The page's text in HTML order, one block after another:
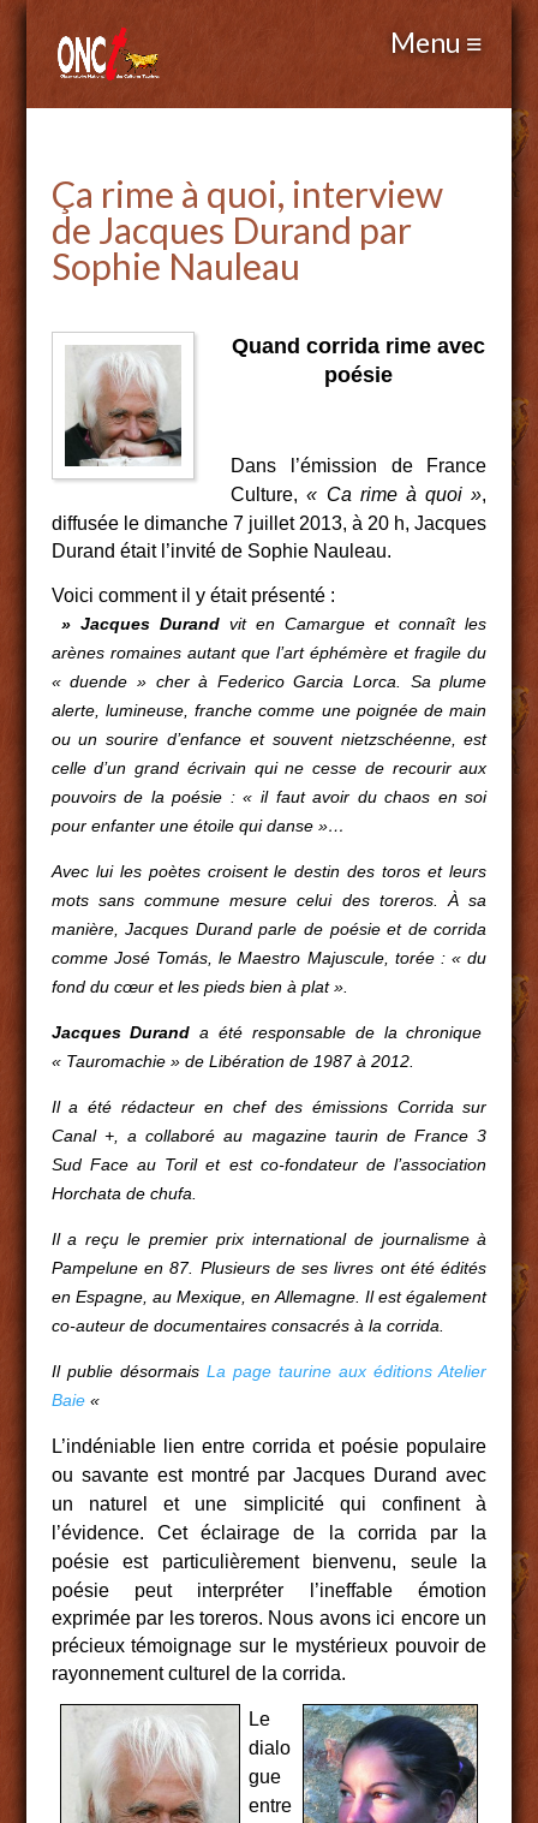
Ça rime à quoi, interview
de Jacques Durand par
Sophie Nauleau
Quand corrida rime avec
poésie
Dans l’émission de France
Culture,« Ca rime à quoi »,
diffusée le dimanche 7 juillet 2013, à 20 h, Jacques
Durand était l’invité de Sophie Nauleau.
Voici comment il y était présenté :
» Jacques Durandvit en Camargue et connaît les
arènes romaines autant que l’art éphémère et fragile du
« duende » cher à Federico Garcia Lorca. Sa plume
alerte, lumineuse, franche comme une poignée de main
ou un sourire d’enfance et souvent nietzschéenne, est
celle d’un grand écrivain qui ne cesse de recourir aux
pouvoirs de la poésie : « il faut avoir du chaos en soi
pour enfanter une étoile qui danse »…
Avec lui les poètes croisent le destin des toros et leurs
mots sans commune mesure celui des toreros.À sa
manière, Jacques Durand parle de poésie et de corrida
comme José Tomás, le Maestro Majuscule, torée : « du
fond du cœur et les pieds bien à plat ».
Jacques Durand a été responsable de la chronique
« Tauromachie » de Libération de 1987 à 2012.
Il a été rédacteur en chef des émissions Corrida sur
Canal +, a collaboré au magazine taurin de France 3
Sud Face au Toril et est co-fondateur de l’association
Horchata de chufa.
Il a reçu le premier prix international de journalisme à
Pampelune en 87. Plusieurs de ses livres ont été édités
en Espagne, au Mexique, en Allemagne. Il est également
co-auteur de documentaires consacrés à la corrida.
Il publie désormais La page taurine aux éditions Atelier
Baie«
L’indéniable lien entre corrida et poésie populaire
ou savante est montré par Jacques Durandavec
un naturel et une simplicité qui confinent à
l’évidence. Cet éclairage de la corrida par la
poésie est particulièrement bienvenu, seule la
poésiepeut interpréter l’ineffable émotion
exprimée par les toreros. Nous avons ici encore un
précieux témoignage sur le mystérieux pouvoir de
rayonnement culturel de la corrida.
Le
dialo
gue
entre